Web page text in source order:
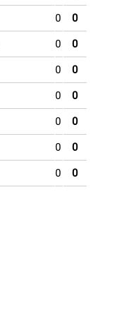
0 0
0 0
0 0
0 0
0 0
0 0
0 0